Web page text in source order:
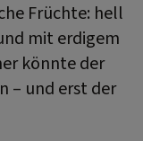
Früchte: hell
mit erdigem
könnte der
– und erst der